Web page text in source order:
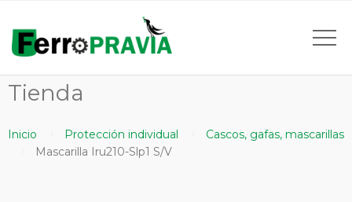
Tienda
Inicio Protección individual
Cascos, gafas, mascarillas
Mascarilla Iru210-Slp1 S/V